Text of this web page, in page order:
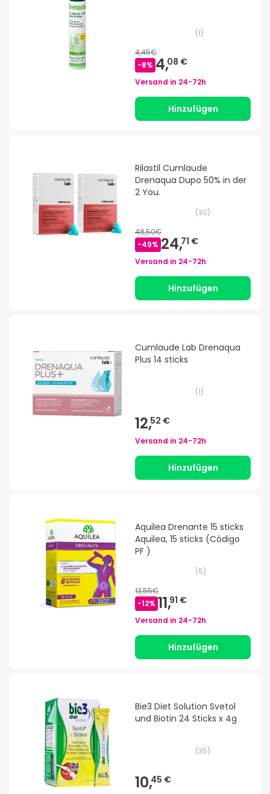
(1)
4,45€
-8% 4,08 €
Versand in 24-72h
Hinzufügen
Rilastil Cumlaude
Drenaqua Dupo 50% in der
2 You.
(30)
48,50€
-49% 24,71 €
Versand in 24-72h
Hinzufügen
Cumlaude Lab Drenaqua
Plus 14 sticks
(1)
12,52 €
Versand in 24-72h
Hinzufügen
Aquilea Drenante 15 sticks
Aquilea, 15 sticks (Código
PF )
(5)
13,55€
-12% 11,91 €
Versand in 24-72h
Hinzufügen
Bie3 Diet Solution Svetol
und Biotin 24 Sticks x 4g
(35)
10,45 €